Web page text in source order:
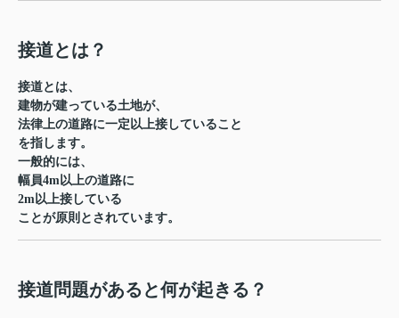
接道とは？
接道とは、
建物が建っている土地が、
法律上の道路に一定以上接していること
を指します。
一般的には、
幅員4m以上の道路に
2m以上接している
ことが原則とされています。
接道問題があると何が起きる？